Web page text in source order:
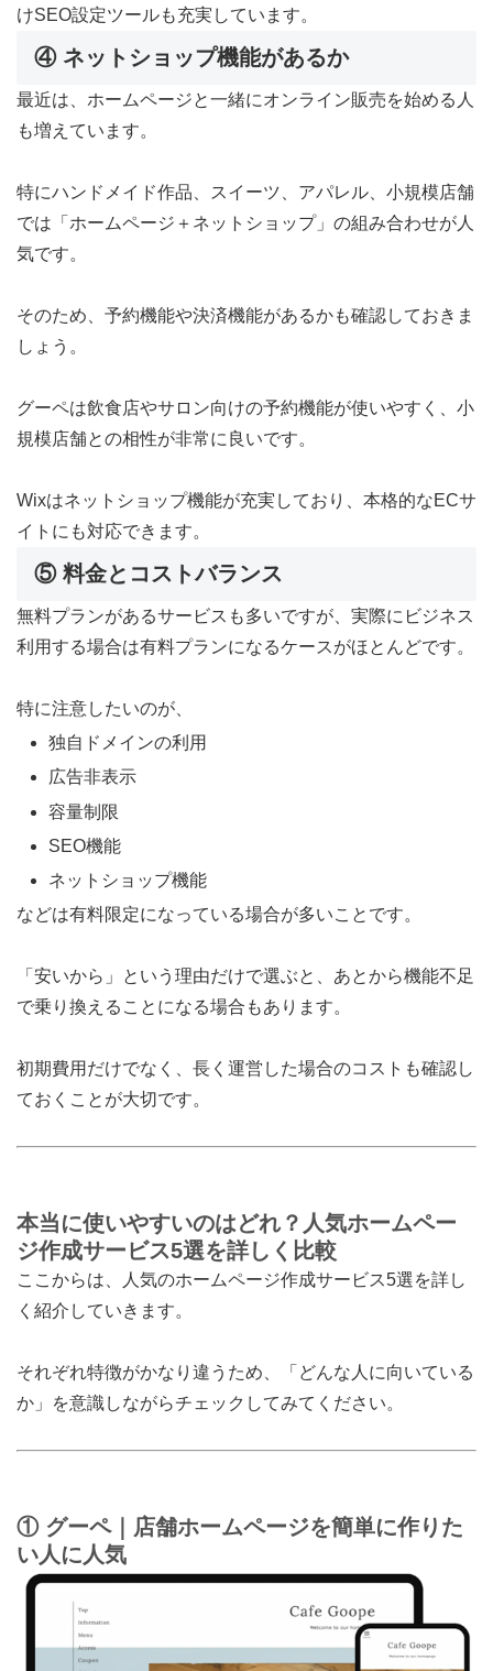
けSEO設定ツールも充実しています。
④ ネットショップ機能があるか
最近は、ホームページと一緒にオンライン販売を始める人
も増えています。
特にハンドメイド作品、スイーツ、アパレル、小規模店舗
では「ホームページ＋ネットショップ」の組み合わせが人
気です。
そのため、予約機能や決済機能があるかも確認しておきま
しょう。
グーペは飲食店やサロン向けの予約機能が使いやすく、小
規模店舗との相性が非常に良いです。
Wixはネットショップ機能が充実しており、本格的なECサ
イトにも対応できます。
⑤ 料金とコストバランス
無料プランがあるサービスも多いですが、実際にビジネス
利用する場合は有料プランになるケースがほとんどです。
特に注意したいのが、
独自ドメインの利用
広告非表示
容量制限
SEO機能
ネットショップ機能
などは有料限定になっている場合が多いことです。
「安いから」という理由だけで選ぶと、あとから機能不足
で乗り換えることになる場合もあります。
初期費用だけでなく、長く運営した場合のコストも確認し
ておくことが大切です。
本当に使いやすいのはどれ？人気ホームペー
ジ作成サービス5選を詳しく比較
ここからは、人気のホームページ作成サービス5選を詳し
く紹介していきます。
それぞれ特徴がかなり違うため、「どんな人に向いている
か」を意識しながらチェックしてみてください。
① グーペ｜店舗ホームページを簡単に作りた
い人に人気